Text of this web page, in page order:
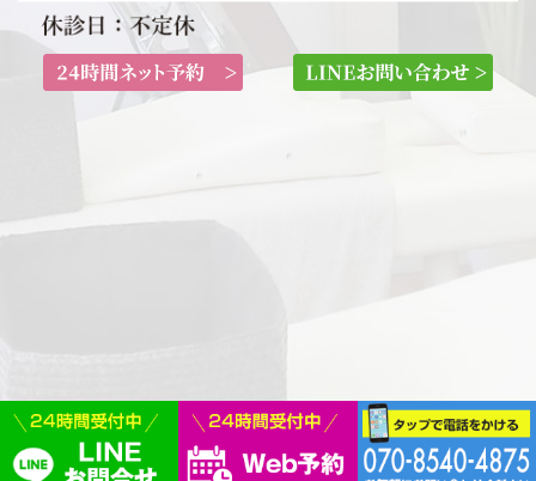
Copyright(c) 2017 なごみ整骨院 All Rights Reserved.